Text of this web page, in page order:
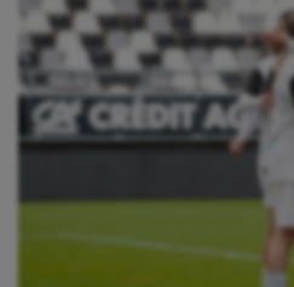
Billard
Boules lyonnaises
Canoë-kayak